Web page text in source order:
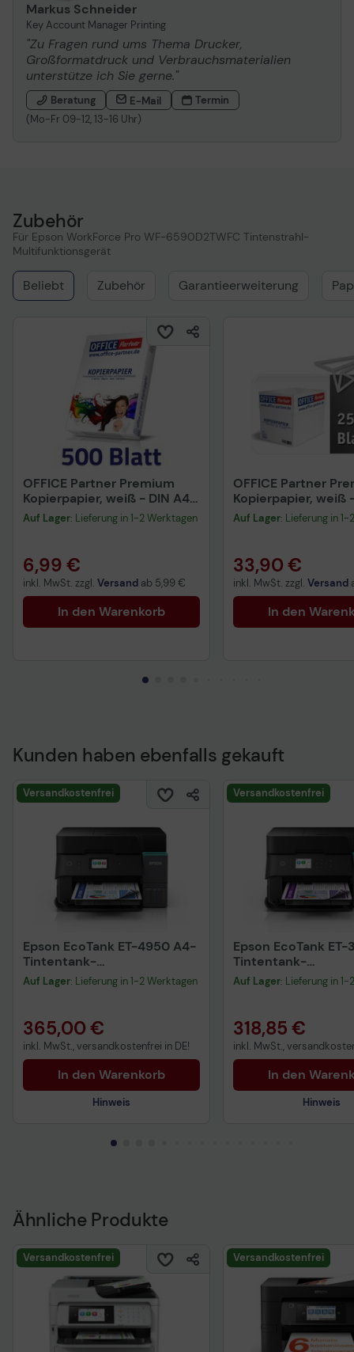
Markus Schneider
Key Account Manager Printing
"Zu Fragen rund ums Thema Drucker,
Großformatdruck und Verbrauchsmaterialien
unterstütze ich Sie gerne."
Beratung E-Mail
Termin
(Mo-Fr 09-12, 13-16 Uhr)
Zubehör
Für Epson WorkForce Pro WF-6590D2TWFC Tintenstrahl-
Multifunktionsgerät
Beliebt Zubehör Garantieerweiterung
OFFICE Partner Premium
Kopierpapier, weiß - DIN A4
80g/m² - 500 Blatt
Auf Lager: Lieferung in 1-2 Werktagen
6,99 €
inkl. MwSt. zzgl. Versand ab 5,99 €
In den Warenkorb
OFFICE Partner
Kopierpapier, weiß
80g/m² - 2.500
Auf Lager: Lieferung in
33,90 €
inkl. MwSt. zzgl. Versand
In den
Kunden haben ebenfalls gekauft
Versandkostenfrei
Epson EcoTank ET-4950 A4-
Tintentank-
Multifunktionsdrucker
Auf Lager: Lieferung in 1-2 Werktagen
365,00 €
inkl. MwSt., versandkostenfrei in DE!
In den Warenkorb
Hinweis
Versandkostenfrei
Epson EcoTank
Tintentank-
Auf Lager: Lieferung in
318,85 €
inkl. MwSt.,
In den
Hinweis
Ähnliche Produkte
Versandkostenfrei Versandkostenfrei